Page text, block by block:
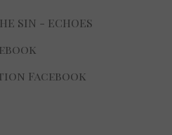
SIN - ECHOES
Facebook